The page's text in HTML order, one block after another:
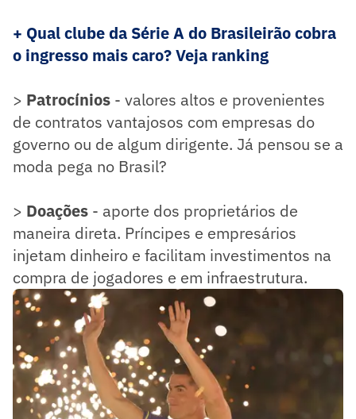
+ Qual clube da Série A do Brasileirão cobra
o ingresso mais caro? Veja ranking
> Patrocínios - valores altos e provenientes
de contratos vantajosos com empresas do
governo ou de algum dirigente. Já pensou se a
moda pega no Brasil?
> Doações - aporte dos proprietários de
maneira direta. Príncipes e empresários
injetam dinheiro e facilitam investimentos na
compra de jogadores e em infraestrutura.